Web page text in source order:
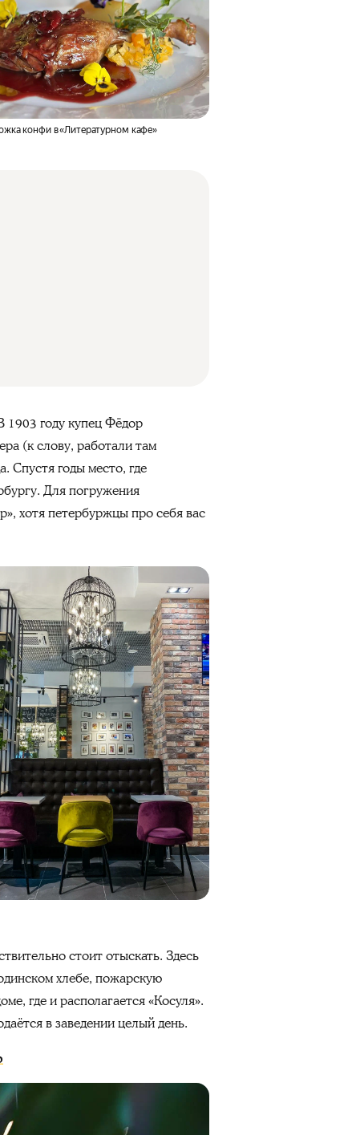
конфи в «Литературном кафе»
1903 году купец Фёдор
(к слову, работали там
Спустя годы место, где
Для погружения
хотя петербуржцы про себя вас
стоит отыскать. Здесь
хлебе, пожарскую
где и располагается «Косуля».
в заведении целый день.